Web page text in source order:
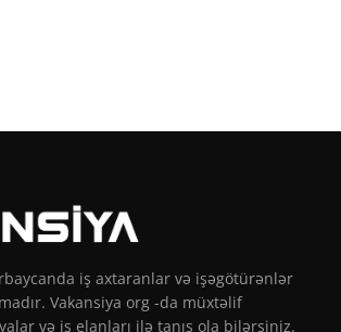
iş axtaranlar və işəgötürənlər
Vakansiya org -da müxtəlif
və iş elanları ilə tanış ola bilərsiniz.